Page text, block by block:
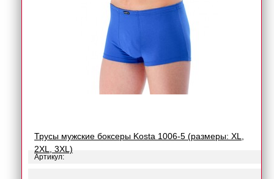
Трусы мужские боксеры Kosta 1006-5 (размеры: XL,
2XL, 3XL)
Артикул: